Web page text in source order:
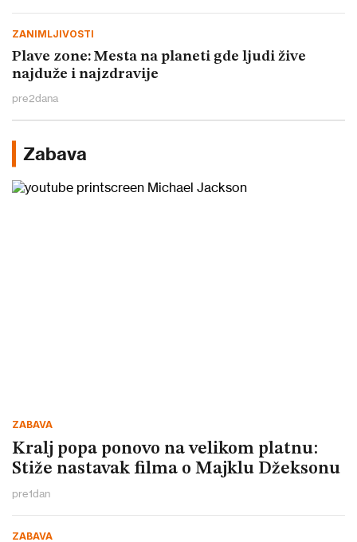
ZANIMLJIVOSTI
Plave zone: Mesta na planeti gde ljudi žive
najduže i najzdravije
pre2dana
Zabava
ZABAVA
Kralj popa ponovo na velikom platnu:
Stiže nastavak filma o Majklu Džeksonu
pre1dan
ZABAVA